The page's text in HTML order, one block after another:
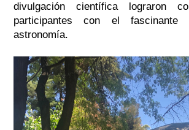
divulgación científica lograron
participantes con el
astronomía.